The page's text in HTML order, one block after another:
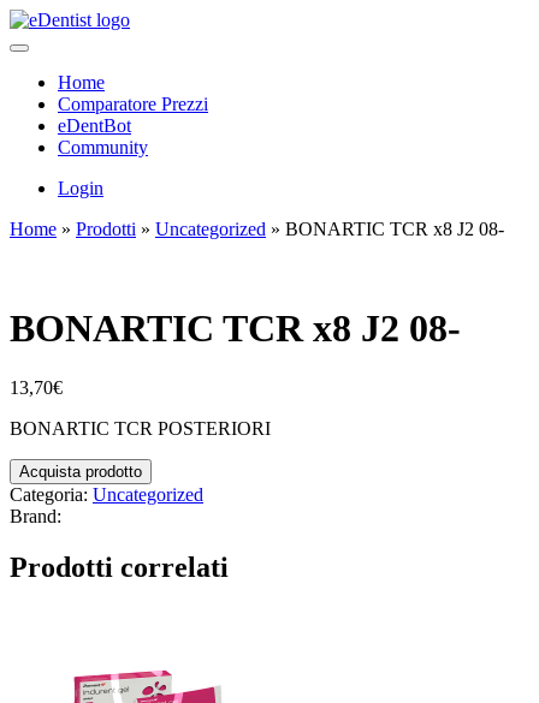
Home
Comparatore Prezzi
eDentBot
Community
Login
Home » Prodotti » Uncategorized » BONARTIC TCR x8 J2 08-
BONARTIC TCR x8 J2 08-
13,70€
BONARTIC TCR POSTERIORI
Acquista prodotto
Categoria: Uncategorized
Brand:
Prodotti correlati